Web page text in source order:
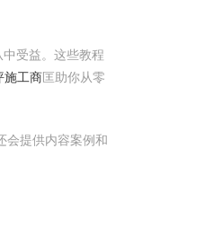
中受益。这些教程
施工商匡助你从零
会提供内容案例和